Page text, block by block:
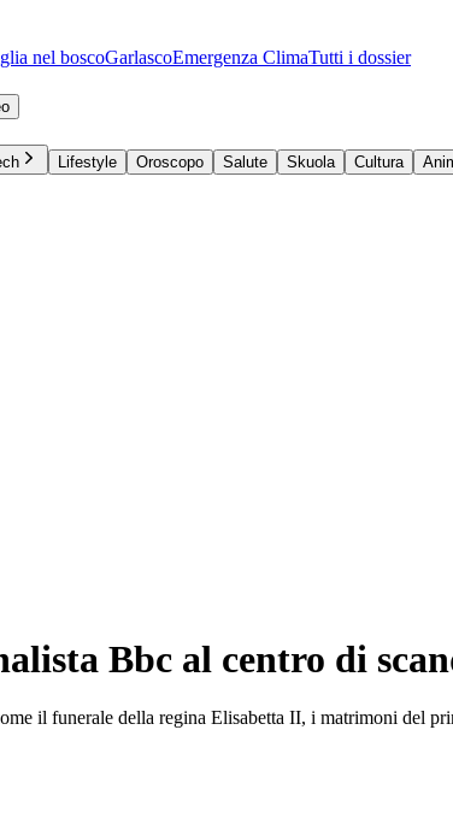
nel boscoGarlascoEmergenza ClimaTutti i dossier
Lifestyle Oroscopo Salute Skuola Cultura
Bbc al centro di
il funerale della regina Elisabetta II, i matrimoni del